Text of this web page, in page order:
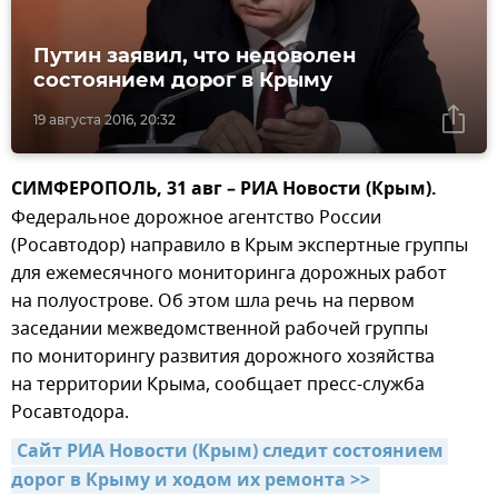
19 августа 2016, 20:32
Путин заявил, что недоволен
состоянием дорог в Крыму
СИМФЕРОПОЛЬ, 31 авг – РИА Новости (Крым).
Федеральное дорожное агентство России
(Росавтодор) направило в Крым экспертные группы
для ежемесячного мониторинга дорожных работ
на полуострове. Об этом шла речь на первом
заседании межведомственной рабочей группы
по мониторингу развития дорожного хозяйства
на территории Крыма, сообщает пресс-служба
Росавтодора.
Сайт РИА Новости (Крым) следит состоянием
дорог в Крыму и ходом их ремонта >>